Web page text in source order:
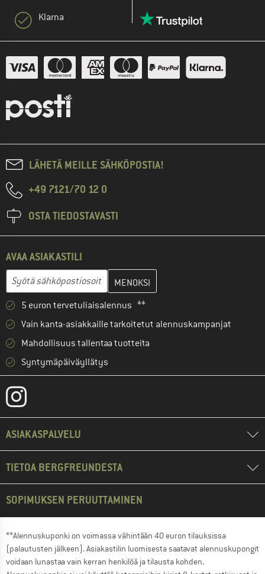
Klarna
LÄHETÄ MEILLE SÄHKÖPOSTIA!
+49 7121/70 12 0
OSTA TIEDOSTAVASTI
AVAA ASIAKASTILI
Sähköpostiosoite
Anna sähköpostiosoitteesi ja luo seuraavassa vaiheessa
5 euron tervetuliaisalennus **
Vain kanta-asiakkaille tarkoitetut alennuskampanjat
Mahdollisuus tallentaa tuotteita
Syntymäpäiväyllätys
ASIAKASPALVELU
TIETOA BERGFREUNDESTA
SOPIMUKSEN PERUUTTAMINEN
**Alennuskuponki on voimassa vähintään 40 euron tilauksissa
(palautusten jälkeen). Asiakastilin luomisesta saatavat alennuskupongit
voidaan lunastaa vain kerran henkilöä ja tilausta kohden.